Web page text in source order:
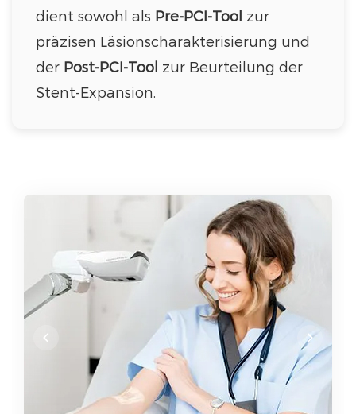
dient sowohl als Pre-PCI-Tool zur
präzisen Läsionscharakterisierung und
der Post-PCI-Tool zur Beurteilung der
Stent-Expansion.